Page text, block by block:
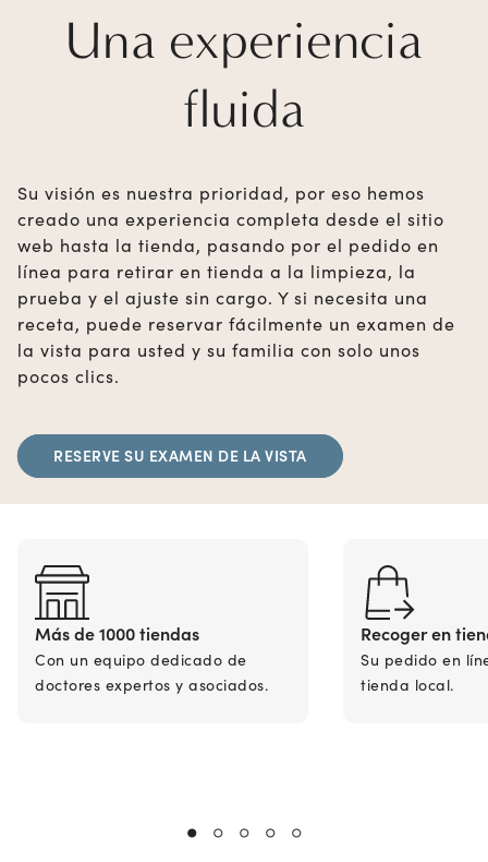
Una experiencia
fluida
Su visión es nuestra prioridad, por eso hemos
creado una experiencia completa desde el sitio
web hasta la tienda, pasando por el pedido en
línea para retirar en tienda a la limpieza, la
prueba y el ajuste sin cargo. Y si necesita una
receta, puede reservar fácilmente un examen de
la vista para usted y su familia con solo unos
pocos clics.
RESERVE SU EXAMEN DE LA VISTA
Más de 1000 tiendas
Con un equipo dedicado de
doctores expertos y asociados.
Recoger en
Su pedido en
tienda local.